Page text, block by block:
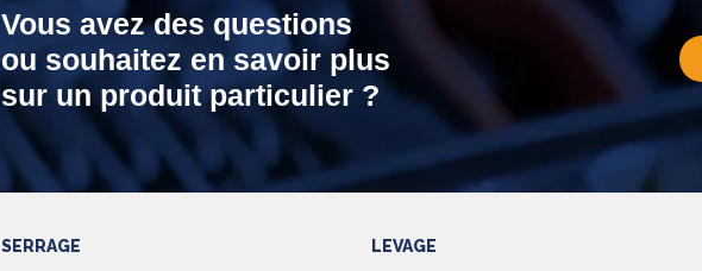
Vous avez des questions
ou souhaitez en savoir plus
sur un produit particulier ?
SERRAGE
LEVAGE